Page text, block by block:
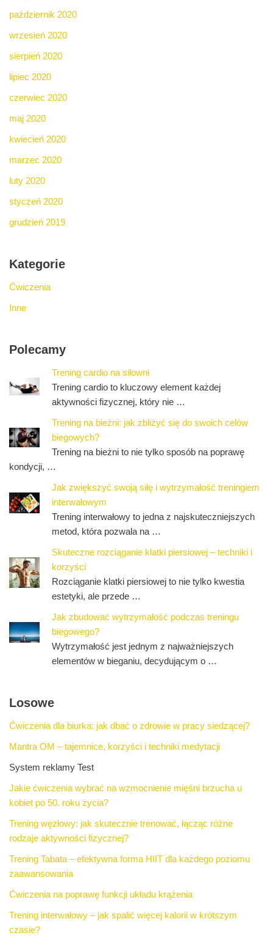
październik 2020
wrzesień 2020
sierpień 2020
lipiec 2020
czerwiec 2020
maj 2020
kwiecień 2020
marzec 2020
luty 2020
styczeń 2020
grudzień 2019
Kategorie
Ćwiczenia
Inne
Polecamy
Trening cardio na siłowni
Trening cardio to kluczowy element każdej
aktywności fizycznej, który nie …
Trening na bieżni: jak zbliżyć się do swoich celów
biegowych?
Trening na bieżni to nie tylko sposób na poprawę
kondycji, …
Jak zwiększyć swoją siłę i wytrzymałość treningiem
interwałowym
Trening interwałowy to jedna z najskuteczniejszych
metod, która pozwala na …
Skuteczne rozciąganie klatki piersiowej – techniki i
korzyści
Rozciąganie klatki piersiowej to nie tylko kwestia
estetyki, ale przede …
Jak zbudować wytrzymałość podczas treningu
biegowego?
Wytrzymałość jest jednym z najważniejszych
elementów w bieganiu, decydującym o …
Losowe
Ćwiczenia dla biurka: jak dbać o zdrowie w pracy siedzącej?
Mantra OM – tajemnice, korzyści i techniki medytacji
System reklamy Test
Jakie ćwiczenia wybrać na wzmocnienie mięśni brzucha u
kobiet po 50. roku życia?
Trening węzłowy: jak skutecznie trenować, łącząc różne
rodzaje aktywności fizycznej?
Trening Tabata – efektywna forma HIIT dla każdego poziomu
zaawansowania
Ćwiczenia na poprawę funkcji układu krążenia
Trening interwałowy – jak spalić więcej kalorii w krótszym
czasie?